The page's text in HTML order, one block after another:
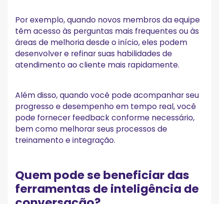
Por exemplo, quando novos membros da equipe
têm acesso às perguntas mais frequentes ou às
áreas de melhoria desde o início, eles podem
desenvolver e refinar suas habilidades de
atendimento ao cliente mais rapidamente.
Além disso, quando você pode acompanhar seu
progresso e desempenho em tempo real, você
pode fornecer feedback conforme necessário,
bem como melhorar seus processos de
treinamento e integração.
Quem pode se beneficiar das
ferramentas de inteligência de